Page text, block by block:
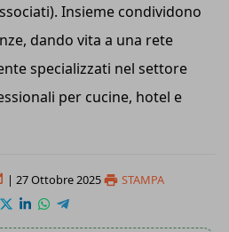
Insieme condividono
dando vita a una rete
specializzati nel settore
per cucine, hotel e
| 27 Ottobre 2025
STAMPA